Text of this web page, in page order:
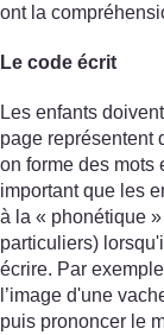
ont la
Le code écrit
Les enfants
page représentent
on forme des mots
important que les
à la « phonétique
particuliers)
écrire. Par
l’image d'une
puis prononcer le